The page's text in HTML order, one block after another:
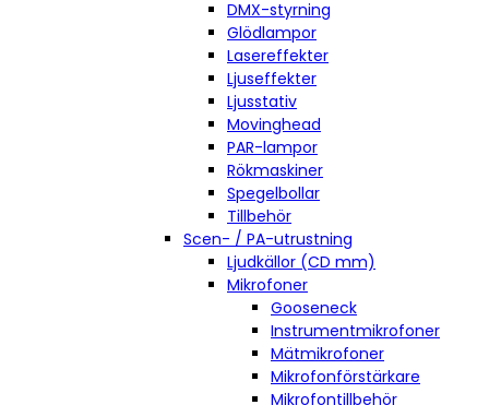
DMX-styrning
Glödlampor
Lasereffekter
Ljuseffekter
Ljusstativ
Movinghead
PAR-lampor
Rökmaskiner
Spegelbollar
Tillbehör
Scen- / PA-utrustning
Ljudkällor (CD mm)
Mikrofoner
Gooseneck
Instrumentmikrofoner
Mätmikrofoner
Mikrofonförstärkare
Mikrofontillbehör